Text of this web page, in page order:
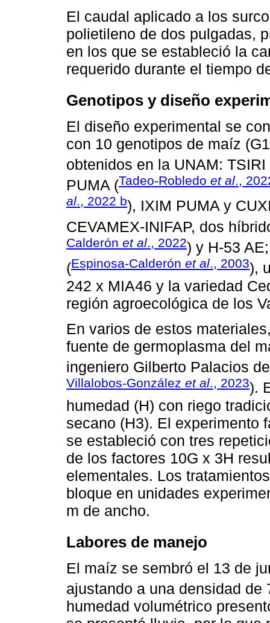
El caudal aplicado a los
polietileno de dos pulgadas,
en los que se estableció la
requerido durante el tiempo
Genotipos y diseño
El diseño experimental se
con 10 genotipos de maíz
obtenidos en la UNAM: TSIRI
PUMA (Tadeo-Robledo et al.,
al., 2022 b), IXIM PUMA y
CEVAMEX-INIFAP, dos
Calderón et al., 2022) y H-53
(Espinosa-Calderón et al., 2003),
242 x MIA46 y la variedad
región agroecológica de los
En varios de estos
fuente de germoplasma del
ingeniero Gilberto Palacios
Villalobos-González et al., 2023).
humedad (H) con riego
secano (H3). El experimento
se estableció con tres
de los factores 10G x 3H
elementales. Los
bloque en unidades
m de ancho.
Labores de manejo
El maíz se sembró el 13 de
ajustando a una densidad de
humedad volumétrico